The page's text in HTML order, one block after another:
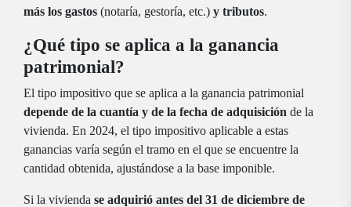
más los gastos (notaría, gestoría, etc.) y tributos.
¿Qué tipo se aplica a la ganancia
patrimonial?
El tipo impositivo que se aplica a la ganancia patrimonial
depende de la cuantía y de la fecha de adquisición de la
vivienda. En 2024, el tipo impositivo aplicable a estas
ganancias varía según el tramo en el que se encuentre la
cantidad obtenida, ajustándose a la base imponible.
Si la vivienda se adquirió antes del 31 de diciembre de